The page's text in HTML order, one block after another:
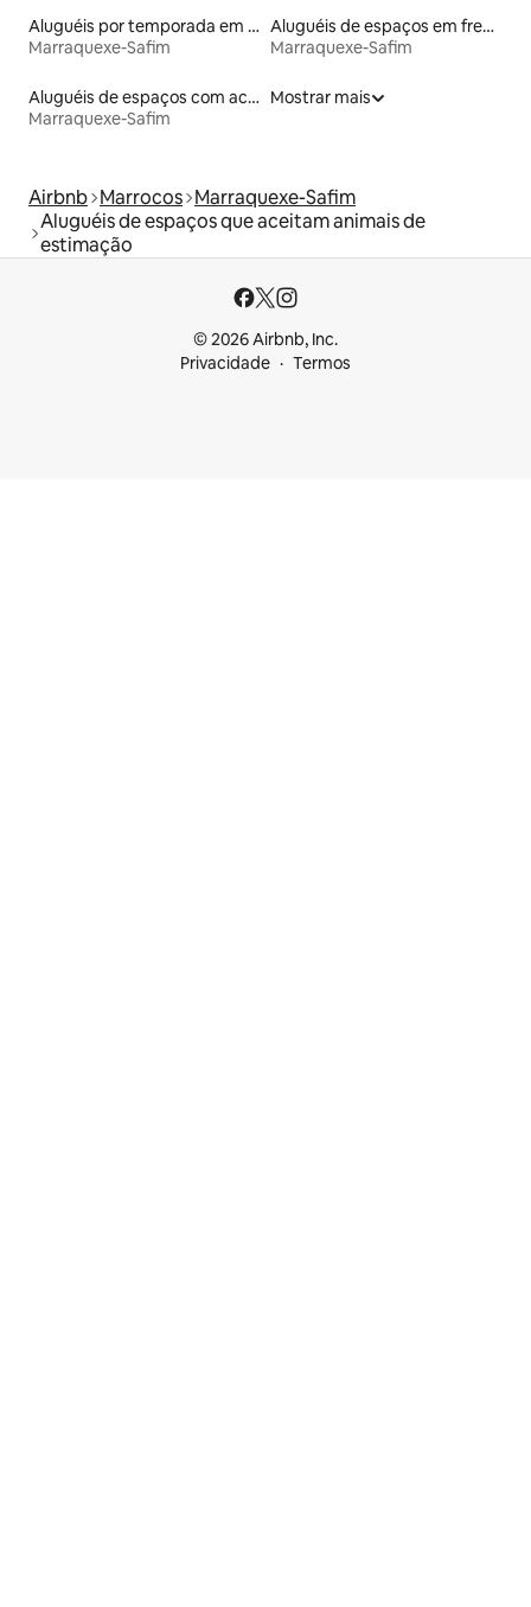
Aluguéis por temporada em albergue
Marraquexe-Safim
Aluguéis de espaços em frente à praia
Marraquexe-Safim
Aluguéis de espaços com acesso direto a pistas de esqui
Marraquexe-Safim
Mostrar mais
Airbnb Marrocos Marraquexe-Safim
Aluguéis de espaços que aceitam animais de
estimação
© 2026 Airbnb, Inc.
Privacidade
Termos